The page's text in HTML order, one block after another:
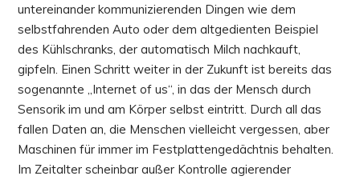
untereinander kommunizierenden Dingen wie dem
selbstfahrenden Auto oder dem altgedienten Beispiel
des Kühlschranks, der automatisch Milch nachkauft,
gipfeln. Einen Schritt weiter in der Zukunft ist bereits das
sogenannte „Internet of us“, in das der Mensch durch
Sensorik im und am Körper selbst eintritt. Durch all das
fallen Daten an, die Menschen vielleicht vergessen, aber
Maschinen für immer im Festplattengedächtnis behalten.
Im Zeitalter scheinbar außer Kontrolle agierender